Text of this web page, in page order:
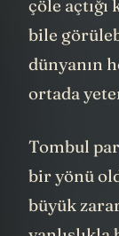
çöle
bile
dünyanın
ortada
Tombul
bir yönü
büyük